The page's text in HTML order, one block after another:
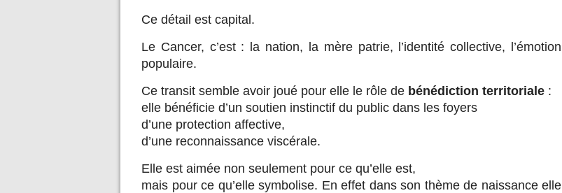
Ce détail est capital.
Le Cancer, c’est : la nation, la mère patrie, l’identité collective, l’émotion
populaire.
Ce transit semble avoir joué pour elle le rôle de bénédiction territoriale :
elle bénéficie d’un soutien instinctif du public dans les foyers
d’une protection affective,
d’une reconnaissance viscérale.
Elle est aimée non seulement pour ce qu’elle est,
mais pour ce qu’elle symbolise. En effet dans son thème de naissance elle